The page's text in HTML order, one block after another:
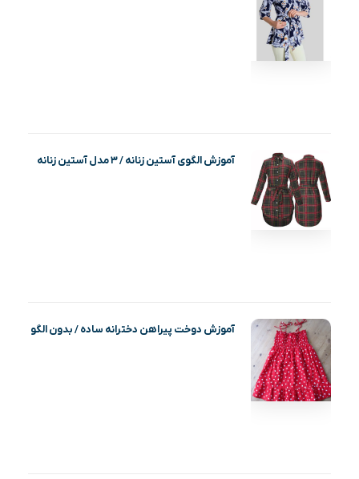
آموزش الگوی آستین زنانه / ۳ مدل آستین زنانه
آموزش دوخت پیراهن دخترانه ساده / بدون الگو